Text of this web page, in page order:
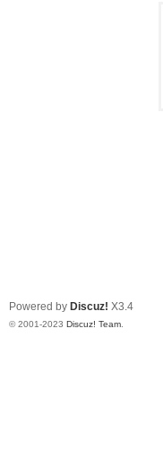
Powered by Discuz! X3.4
© 2001-2023 Discuz! Team